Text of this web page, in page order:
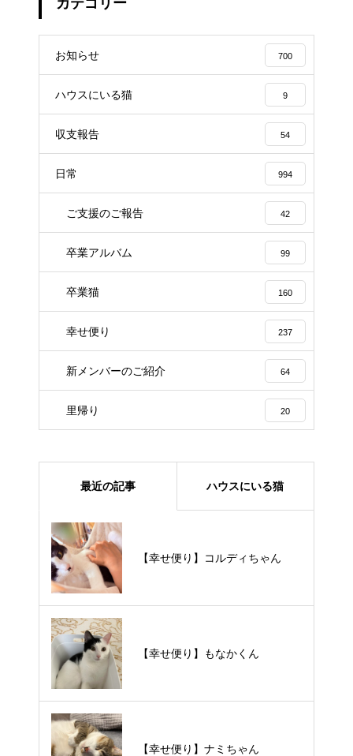
お知らせ 700
ハウスにいる猫 9
収支報告 54
日常 994
ご支援のご報告 42
卒業アルバム 99
卒業猫 160
幸せ便り 237
新メンバーのご紹介 64
里帰り 20
最近の記事 ハウスにいる猫
【幸せ便り】コルディちゃん
【幸せ便り】もなかくん
【幸せ便り】ナミちゃん
【里親様募集中】メメちゃん
【里親様募集中】スンスンちゃん
【里親様募集中】タルトくん